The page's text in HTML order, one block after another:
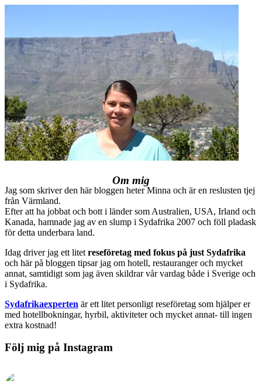
Om mig
Jag som skriver den här bloggen heter Minna och är en reslusten tjej
från Värmland.
Efter att ha jobbat och bott i länder som Australien, USA, Irland och
Kanada, hamnade jag av en slump i Sydafrika 2007 och föll pladask
för detta underbara land.
Idag driver jag ett litet reseföretag med fokus på just Sydafrika
och här på bloggen tipsar jag om hotell, restauranger och mycket
annat, samtidigt som jag även skildrar vår vardag både i Sverige och
i Sydafrika.
Sydafrikaexperten är ett litet personligt reseföretag som hjälper er
med hotellbokningar, hyrbil, aktiviteter och mycket annat- till ingen
extra kostnad!
Följ mig på Instagram